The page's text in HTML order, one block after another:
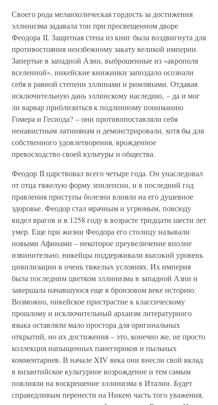
Своего рода меланхолическая гордость за достижения
эллинизма задавала тон при просвещенном дворе
Феодора II. Защитная стена из книг была воздвигнута для
противостояния неизбежному закату великой империи.
Запертые в западной Азии, выброшенные из «акрополя
вселенной», никейские книжники запоздало осознали
себя в равной степени эллинами и римлянами. Отдавая
исключительную дань эллинскому наследию, – да и мог
ли варвар приблизиться к подлинному пониманию
Гомера и Гесиода? – они противопоставляли себя
ненавистным латинянам и демонстрировали, хотя бы для
собственного удовлетворения, врожденное
превосходство своей культуры и общества.
Феодор II царствовал всего четыре года. Он унаследовал
от отца тяжелую форму эпилепсии, и в последний год
правления приступы болезни влияли на его душевное
здоровье. Феодор стал мрачным и угрюмым, повсюду
видел врагов и в 1258 году в возрасте тридцати шести лет
умер. Еще при жизни Феодора его столицу называли
новыми Афинами – некоторое преувеличение вполне
извинительно, никейцы поддерживали высокий уровень
цивилизации в очень тяжелых условиях. Их империя
была последним цветком эллинизма в западной Азии и
завершала начавшуюся еще в бронзовом веке историю.
Возможно, никейское пристрастие к классическому
прошлому и исключительный архаизм литературного
языка оставляли мало простора для оригинальных
открытий, но их достижения – это, конечно же, не просто
коллекция напыщенных панегириков и пыльных
комментариев. В начале XIV века они внесли свой вклад
в византийское культурное возрождение и тем самым
повлияли на воскрешение эллинизма в Италии. Будет
справедливым перенести на Никею часть того уважения,